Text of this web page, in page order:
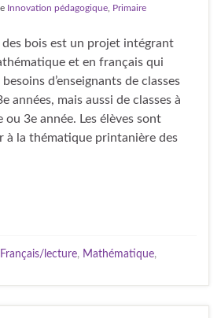
Innovation pédagogique Primaire
bois est un projet intégrant
et en français qui
d’enseignants de classes
années, mais aussi de classes à
ou 3e année. Les élèves sont
à la thématique printanière des
Français/lecture, Mathématique,